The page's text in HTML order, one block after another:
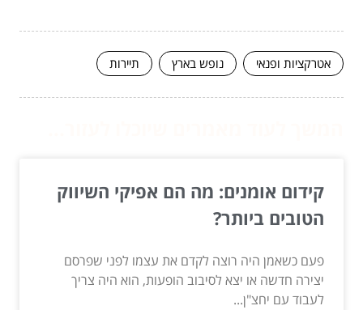
אטרקציות ופנאי נופש בארץ תיירות
קידום אומנים: מה הם אפיקי השיווק
הטובים ביותר?
פעם כשאמן היה רוצה לקדם את עצמו לפני שפרסם
יצירה חדשה או יצא לסיבוב הופעות, הוא היה צריך
לעבוד עם יחצ"ן...